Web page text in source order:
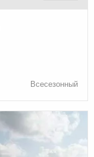
Всесезонный